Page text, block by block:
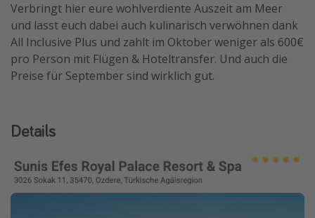
Familienurlaub in der Türkei
Rundreisen in Thailand
Bahnreisen in der Schweiz
Reisepassfreie Reiseziele
Silvesterreisen
Last Minute Urlaub Deutschland
Verbringt hier eure wohlverdiente Auszeit am Meer
und lasst euch dabei auch kulinarisch verwöhnen dank
All Inclusive Plus und zahlt im Oktober weniger als 600€
pro Person mit Flügen & Hoteltransfer. Und auch die
Preise für September sind wirklich gut.
Details